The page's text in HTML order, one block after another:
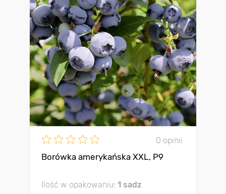
0 opinii
Borówka amerykańska XXL, P9
Ilość w opakowaniu: 1 sadz